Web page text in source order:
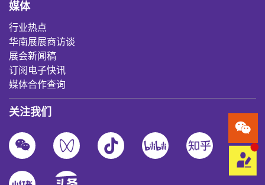
媒体
行业热点
华南展展商访谈
展会新闻稿
订阅电子快讯
媒体合作查询
关注我们